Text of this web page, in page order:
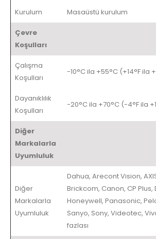
Kurulum Masaüstü kurulum
Çevre
Koşulları
Çalışma
Koşulları
-10°C ila +55°C (+14°F ila
Dayanıklılık
Koşulları
-20°C ila +70°C (-4°F ila
Diğer
Markalarla
Uyumluluk
Diğer
Markalarla
Uyumluluk
Dahua, Arecont Vision,
Brickcom, Canon, CP Plus,
Honeywell, Panasonic,
Sanyo, Sony, Videotec,
fazlası